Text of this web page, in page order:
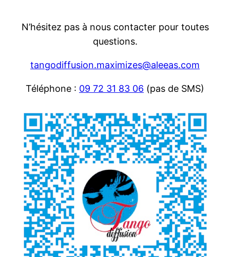
N’hésitez pas à nous contacter pour toutes
questions.
tangodiffusion.maximizes@aleeas.com
Téléphone : 09 72 31 83 06 (pas de SMS)